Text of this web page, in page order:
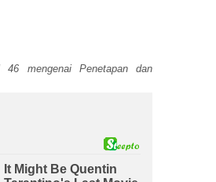
mengenai Penetapan dan